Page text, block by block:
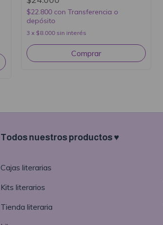
$22.800 con Transferencia o
depósito
3 x $8.000 sin interés
Todos nuestros productos ♥
Cajas literarias
Kits literarios
Tienda literaria